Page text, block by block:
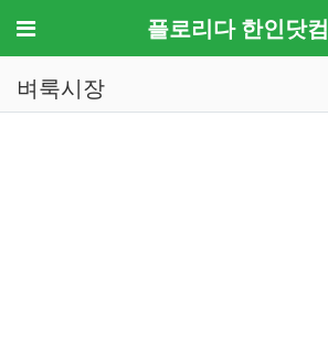
메뉴 플로리다 한인닷컴
벼룩시장